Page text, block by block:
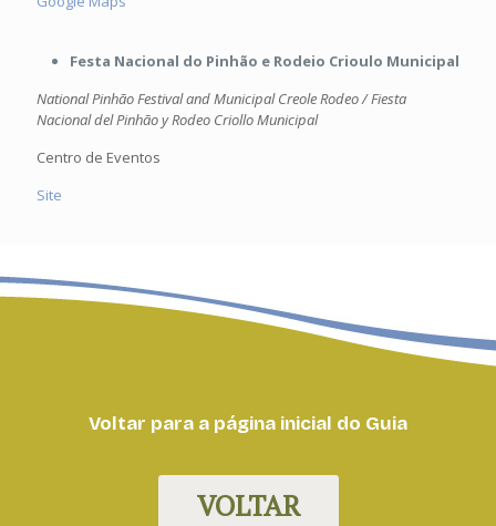
Festa Nacional do Pinhão e Rodeio Crioulo Municipal
National Pinhão Festival and Municipal Creole Rodeo / Fiesta
Nacional del Pinhão y Rodeo Criollo Municipal
Centro de Eventos
Site
Voltar para a página inicial do Guia
VOLTAR